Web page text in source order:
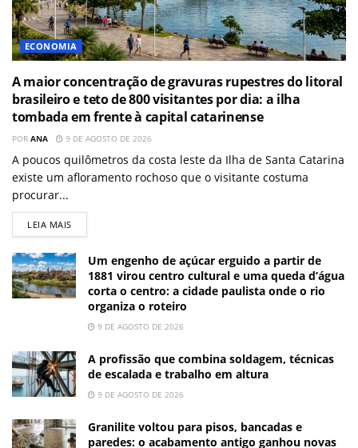
ECONOMIA
A maior concentração de gravuras rupestres do litoral
brasileiro e teto de 800 visitantes por dia: a ilha
tombada em frente à capital catarinense
POR ANA 9 DE AGOSTO DE 2026
A poucos quilômetros da costa leste da Ilha de Santa Catarina
existe um afloramento rochoso que o visitante costuma
procurar...
LEIA MAIS
Um engenho de açúcar erguido a partir de
1881 virou centro cultural e uma queda d’água
corta o centro: a cidade paulista onde o rio
organiza o roteiro
9 DE AGOSTO DE 2026
A profissão que combina soldagem, técnicas
de escalada e trabalho em altura
9 DE AGOSTO DE 2026
Granilite voltou para pisos, bancadas e
paredes: o acabamento antigo ganhou novas